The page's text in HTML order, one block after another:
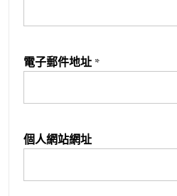
電子郵件地址 *
個人網站網址